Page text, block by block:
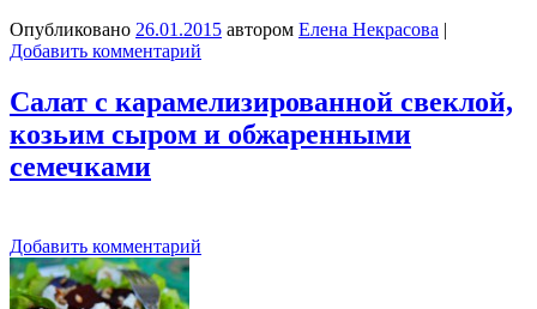
Опубликовано 26.01.2015 автором Елена Некрасова |
Добавить комментарий
Салат с карамелизированной свеклой,
козьим сыром и обжаренными
семечками
Добавить комментарий